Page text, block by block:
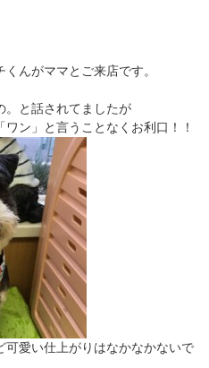
んがママとご来店です。
。と話されてましたが
ン」と言うことなくお利口！！
可愛い仕上がりはなかなかないで